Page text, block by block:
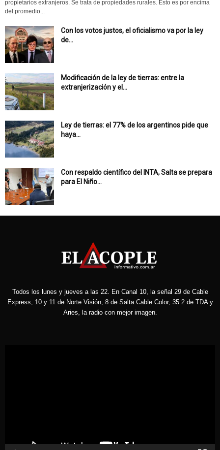
propietarios extranjeros. Se trata de propiedades rurales. Esto es por encima
del promedio...
Con los votos justos, el oficialismo va por la ley
de...
Modificación de la ley de tierras: entre la
extranjerización y el...
Ley de tierras: el 77% de los argentinos pide que
haya...
Con respaldo científico del INTA, Salta se prepara
para El Niño...
Todos los lunes y jueves a las 22. En Canal 10, la señal 29 de Cable
Express, 10 y 11 de Norte Visión, 8 de Salta Cable Color, 35.2 de TDA y
Aries, la radio con mejor imagen.